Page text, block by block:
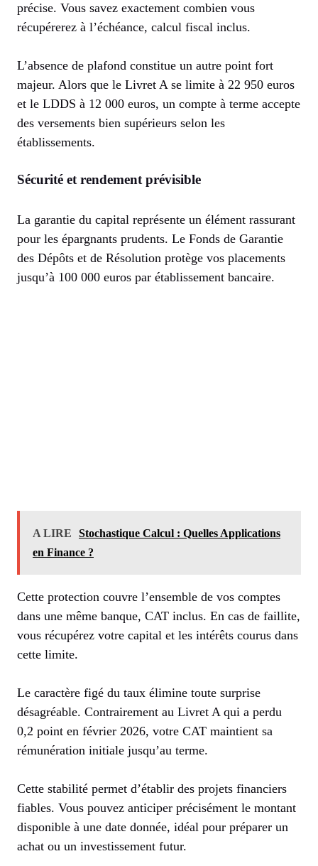
précise. Vous savez exactement combien vous
récupérerez à l’échéance, calcul fiscal inclus.
L’absence de plafond constitue un autre point fort
majeur. Alors que le Livret A se limite à 22 950 euros
et le LDDS à 12 000 euros, un compte à terme accepte
des versements bien supérieurs selon les
établissements.
Sécurité et rendement prévisible
La garantie du capital représente un élément rassurant
pour les épargnants prudents. Le Fonds de Garantie
des Dépôts et de Résolution protège vos placements
jusqu’à 100 000 euros par établissement bancaire.
A LIRE
Stochastique Calcul : Quelles Applications
en Finance ?
Cette protection couvre l’ensemble de vos comptes
dans une même banque, CAT inclus. En cas de faillite,
vous récupérez votre capital et les intérêts courus dans
cette limite.
Le caractère figé du taux élimine toute surprise
désagréable. Contrairement au Livret A qui a perdu
0,2 point en février 2026, votre CAT maintient sa
rémunération initiale jusqu’au terme.
Cette stabilité permet d’établir des projets financiers
fiables. Vous pouvez anticiper précisément le montant
disponible à une date donnée, idéal pour préparer un
achat ou un investissement futur.